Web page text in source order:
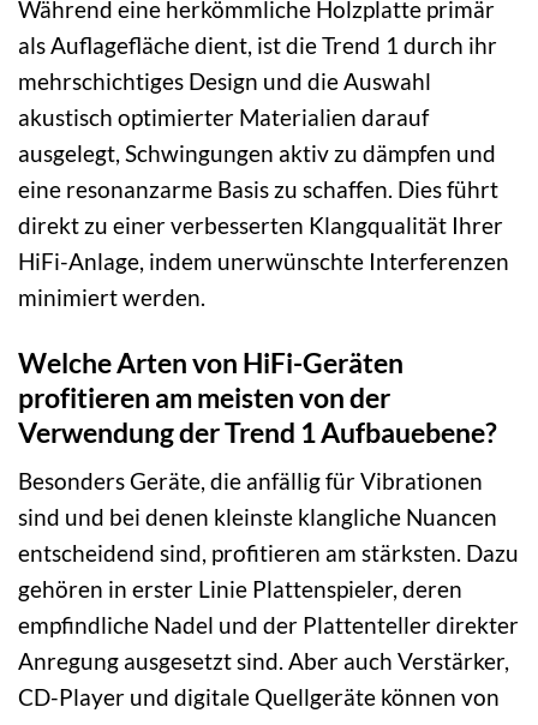
Während eine herkömmliche Holzplatte primär
als Auflagefläche dient, ist die Trend 1 durch ihr
mehrschichtiges Design und die Auswahl
akustisch optimierter Materialien darauf
ausgelegt, Schwingungen aktiv zu dämpfen und
eine resonanzarme Basis zu schaffen. Dies führt
direkt zu einer verbesserten Klangqualität Ihrer
HiFi-Anlage, indem unerwünschte Interferenzen
minimiert werden.
Welche Arten von HiFi-Geräten
profitieren am meisten von der
Verwendung der Trend 1 Aufbauebene?
Besonders Geräte, die anfällig für Vibrationen
sind und bei denen kleinste klangliche Nuancen
entscheidend sind, profitieren am stärksten. Dazu
gehören in erster Linie Plattenspieler, deren
empfindliche Nadel und der Plattenteller direkter
Anregung ausgesetzt sind. Aber auch Verstärker,
CD-Player und digitale Quellgeräte können von